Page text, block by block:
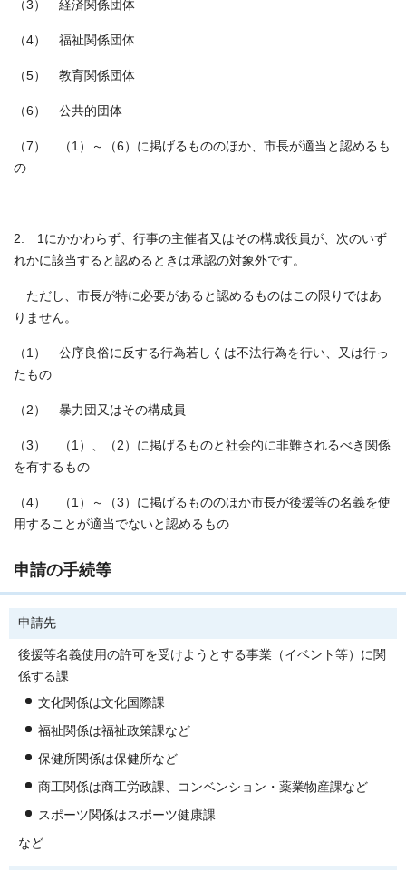
（3） 経済関係団体
（4） 福祉関係団体
（5） 教育関係団体
（6） 公共的団体
（7） （1）～（6）に掲げるもののほか、市長が適当と認めるも
の
2. 1にかかわらず、行事の主催者又はその構成役員が、次のいず
れかに該当すると認めるときは承認の対象外です。
ただし、市長が特に必要があると認めるものはこの限りではあ
りません。
（1） 公序良俗に反する行為若しくは不法行為を行い、又は行っ
たもの
（2） 暴力団又はその構成員
（3） （1）、（2）に掲げるものと社会的に非難されるべき関係
を有するもの
（4） （1）～（3）に掲げるもののほか市長が後援等の名義を使
用することが適当でないと認めるもの
申請の手続等
申請先
後援等名義使用の許可を受けようとする事業（イベント等）に関
係する課
文化関係は文化国際課
福祉関係は福祉政策課など
保健所関係は保健所など
商工関係は商工労政課、コンベンション・薬業物産課など
スポーツ関係はスポーツ健康課
など